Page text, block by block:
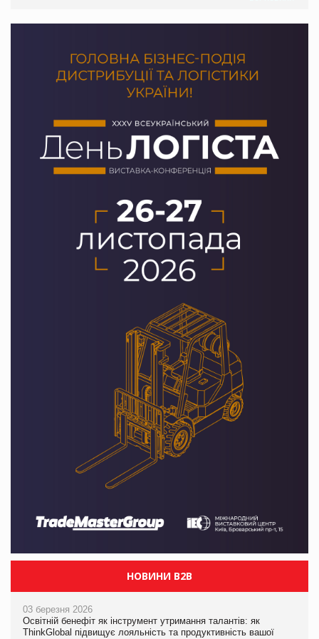
НОВИНИ B2B
03 березня 2026
Освітній бенефіт як інструмент утримання талантів: як
ThinkGlobal підвищує лояльність та продуктивність вашої